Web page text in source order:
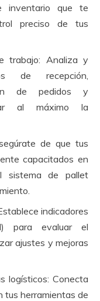
inventario que te
preciso de tus
trabajo: Analiza y
de recepción,
de pedidos y
al máximo la
de que tus
capacitados en
sistema de pallet
indicadores
para evaluar el
ajustes y mejoras
logísticos: Conecta
tus herramientas de